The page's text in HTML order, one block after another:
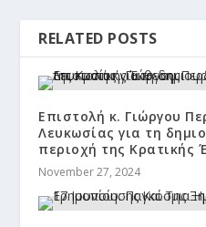
RELATED POSTS
Επιστολή κ. Γιώργου
Λευκωσίας για τη
περιοχή της Κρατικής
November 27, 2024